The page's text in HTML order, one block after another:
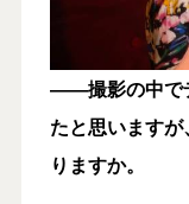
――撮影の中で
たと思います
りますか。